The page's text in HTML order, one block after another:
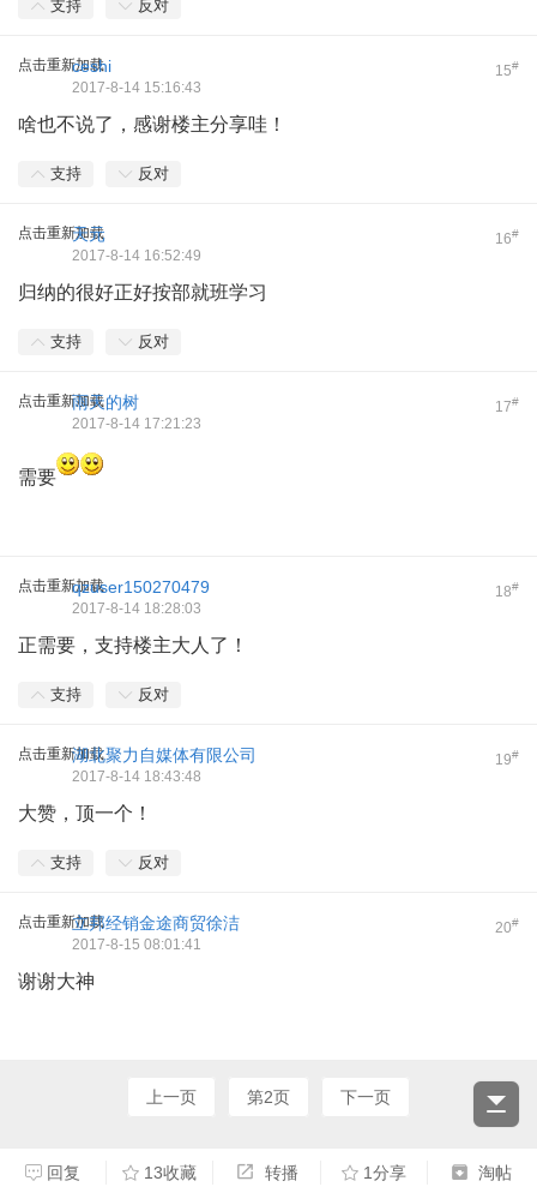
支持 反对
点击重新加载 15#
ceshi
2017-8-14 15:16:43
啥也不说了，感谢楼主分享哇！
支持 反对
点击重新加载 16#
天元
2017-8-14 16:52:49
归纳的很好正好按部就班学习
支持 反对
点击重新加载 17#
雨天的树
2017-8-14 17:21:23
需要
点击重新加载 18#
qzuser150270479
2017-8-14 18:28:03
正需要，支持楼主大人了！
支持 反对
点击重新加载 19#
湖北聚力自媒体有限公司
2017-8-14 18:43:48
大赞，顶一个！
支持 反对
点击重新加载 20#
立邦经销金途商贸徐洁
2017-8-15 08:01:41
谢谢大神
上一页 第2页 下一页
回复 13收藏 转播 1分享 淘帖